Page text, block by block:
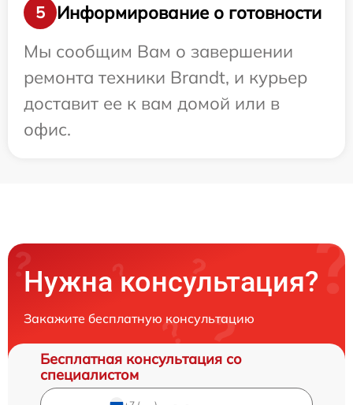
5
Информирование о готовности
Мы сообщим Вам о завершении
ремонта техники Brandt, и курьер
доставит ее к вам домой или в
офис.
Нужна консультация?
Закажите бесплатную консультацию
Бесплатная консультация со
специалистом